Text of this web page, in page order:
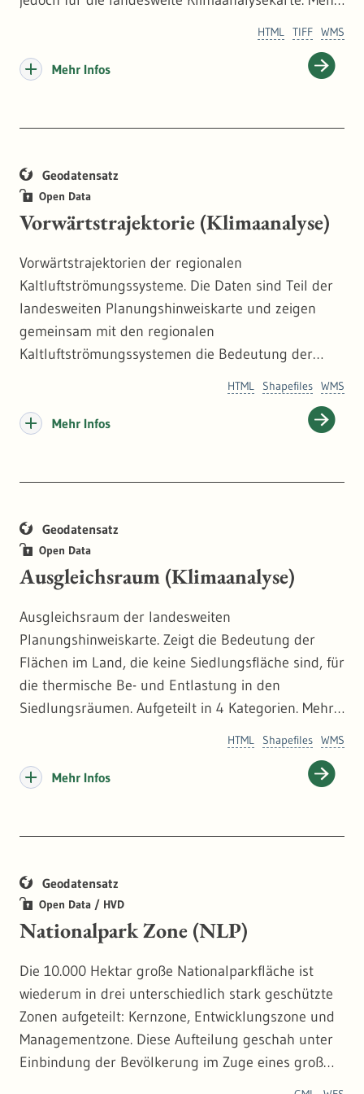
WMS
TIFF
HTML
Mehr Infos
Geodatensatz
Open Data
Vorwärtstrajektorie (Klimaanalyse)
Vorwärtstrajektorien der regionalen
Kaltluftströmungssysteme. Die Daten sind Teil der
landesweiten Planungshinweiskarte und zeigen
gemeinsam mit den regionalen
Kaltluftströmungssystemen die Bedeutung der
Trajektorien beschreiben den Pfad bestimmter
kühler Luftpakete im Laufe der modellierten Nacht
WMS
Shapefiles
HTML
Mehr Infos
Geodatensatz
Open Data
Ausgleichsraum (Klimaanalyse)
Ausgleichsraum der landesweiten
Planungshinweiskarte. Zeigt die Bedeutung der
Flächen im Land, die keine Siedlungsfläche sind, für
die thermische Be- und Entlastung in den
Siedlungsräumen. Aufgeteilt in 4 Kategorien. Mehr
WMS
Shapefiles
HTML
Mehr Infos
Geodatensatz
Open Data / HVD
Nationalpark Zone (NLP)
Die 10.000 Hektar große Nationalparkfläche ist
wiederum in drei unterschiedlich stark geschützte
Zonen aufgeteilt: Kernzone, Entwicklungszone und
Managementzone. Diese Aufteilung geschah unter
Einbindung der Bevölkerung im Zuge eines groß